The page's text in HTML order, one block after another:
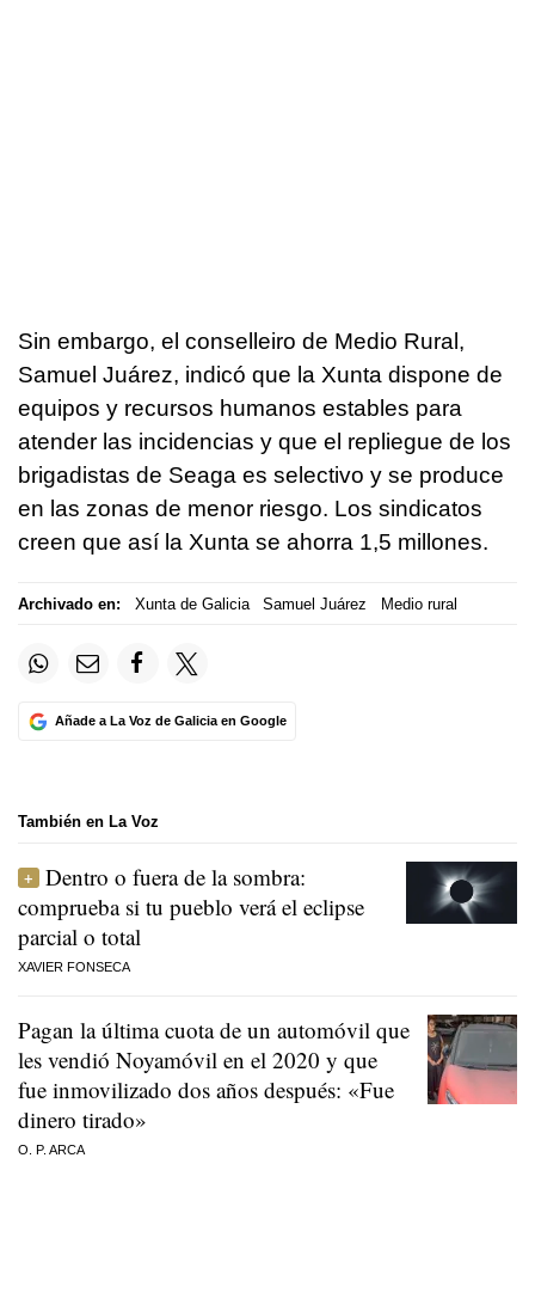
Sin embargo, el conselleiro de Medio Rural,
Samuel Juárez, indicó que la Xunta dispone de
equipos y recursos humanos estables para
atender las incidencias y que el repliegue de los
brigadistas de Seaga es selectivo y se produce
en las zonas de menor riesgo. Los sindicatos
creen que así la Xunta se ahorra 1,5 millones.
Archivado en: Xunta de Galicia Samuel Juárez Medio rural
Añade a La Voz de Galicia en Google
También en La Voz
Dentro o fuera de la sombra:
comprueba si tu pueblo verá el eclipse
parcial o total
XAVIER FONSECA
Pagan la última cuota de un automóvil que
les vendió Noyamóvil en el 2020 y que
fue inmovilizado dos años después: «Fue
dinero tirado»
O. P. ARCA